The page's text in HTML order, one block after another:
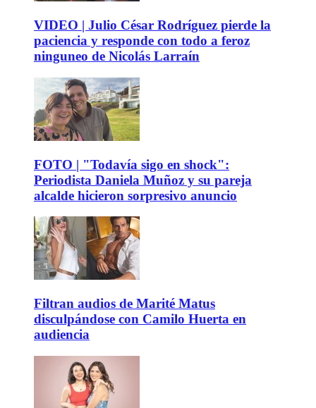
VIDEO | Julio César Rodríguez pierde la
paciencia y responde con todo a feroz
ninguneo de Nicolás Larraín
FOTO | "Todavía sigo en shock":
Periodista Daniela Muñoz y su pareja
alcalde hicieron sorpresivo anuncio
Filtran audios de Marité Matus
disculpándose con Camilo Huerta en
audiencia